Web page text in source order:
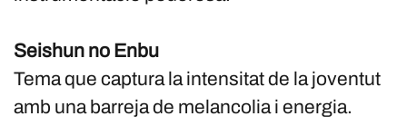
Seishun no Enbu
Tema que captura la intensitat de la joventut
amb una barreja de melancolia i energia.